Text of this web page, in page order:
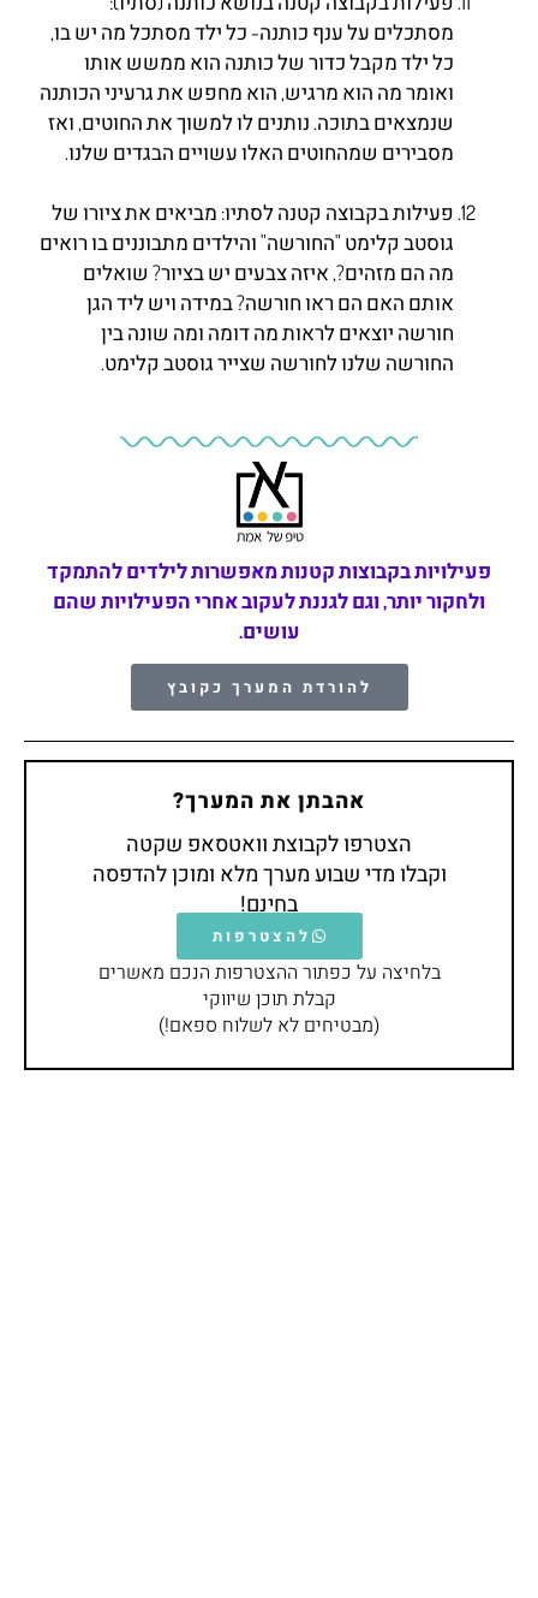
מסתכלים על ענף כותנה- כל ילד מסתכל מה יש בו,
כל ילד מקבל כדור של כותנה הוא ממשש אותו
ואומר מה הוא מרגיש, הוא מחפש את גרעיני הכותנה
שנמצאים בתוכה. נותנים לו למשוך את החוטים, ואז
מסבירים שמהחוטים האלו עשויים הבגדים שלנו.
פעילות בקבוצה קטנה לסתיו: מביאים את ציורו של
גוסטב קלימט "החורשה" והילדים מתבוננים בו רואים
מה הם מזהים?, איזה צבעים יש בציור? שואלים
אותם האם הם ראו חורשה? במידה ויש ליד הגן
חורשה יוצאים לראות מה דומה ומה שונה בין
החורשה שלנו לחורשה שצייר גוסטב קלימט.
פעילויות בקבוצות קטנות מאפשרות לילדים להתמקד
ולחקור יותר, וגם לגננת לעקוב אחרי הפעילויות שהם
עושים.
להורדת המערך כקובץ
אהבתן את המערך?
הצטרפו לקבוצת וואטסאפ שקטה
וקבלו מדי שבוע מערך מלא ומוכן להדפסה
בחינם!
להצטרפות
בלחיצה על כפתור ההצטרפות הנכם מאשרים
קבלת תוכן שיווקי
(מבטיחים לא לשלוח ספאם!)